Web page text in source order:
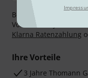
Bezahlen Sie
Vorkasse, PayPal,
Klarna Ratenzahlung
Ihre Vorteile
3 Jahre Thomann